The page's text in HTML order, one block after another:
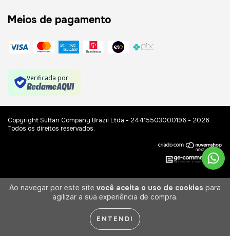
Ao navegar por este site você aceita o uso de cookies para
agilizar a sua experiência de compra.
ENTENDI
Meios de pagamento
Verificada por
Copyright Sultan Company Brazil Ltda - 24415503000196 - 2026.
Todos os direitos reservados.